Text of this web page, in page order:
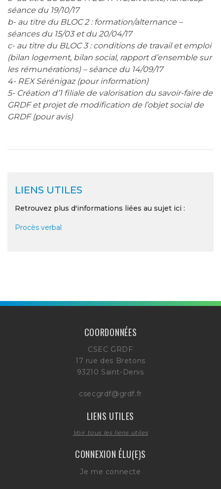
séance du 19/10/17
b- au titre du BLOC 2 : formation/alternance –
séances du 15/03 et du 20/04/17
c- au titre du BLOC 3 : conditions de travail et emploi
(bilan logement, bilan social, rapport d’ensemble sur
les rémunérations) – séance du 14/09/17
4- REX Sérénigaz (pour information)
5- Création d’1 filiale de valorisation du savoir-faire de
GRDF et projet de modification de l’objet social de
GRDF (pour avis)
LIENS UTILES
Retrouvez plus d'informations liées au sujet ici :
Procès verbal
COORDONNÉES
CSEC GRDF
17 rue des Bretons
93210 Saint-Denis
csecgrdf@grdf.fr
LIENS UTILES
Voir tous les liens utiles
CONNEXION ÉLU(E)S
Je me connecte